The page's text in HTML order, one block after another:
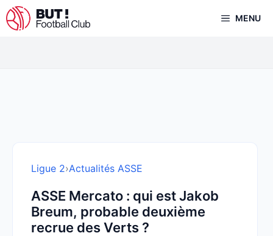
Aller
au
MENU
Ligue 2›Actualités ASSE
ASSE Mercato : qui est Jakob
Breum, probable deuxième
recrue des Verts ?